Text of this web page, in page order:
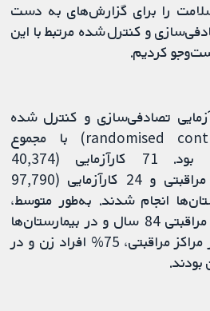
را برای گزارش‌های به دست
و کنترل شده مرتبط با این
شامل 95 کارآزمایی تصادفی‌سازی و کنترل شده
(RCTs؛ randomised controlled trials) با مجموع
138,164 شرکت‌کننده بود. 71 کارآزمایی (40,374
شرکت‌کننده) در مراکز مراقبتی و 24 کارآزمایی (97,790
انجام شدند. به‌طور متوسط،
شرکت‌کنندگان در مراکز مراقبتی 84 سال و در بیمارستان‌ها
78 سال سن داشتند. در مراکز مراقبتی، 75% افراد زن و در